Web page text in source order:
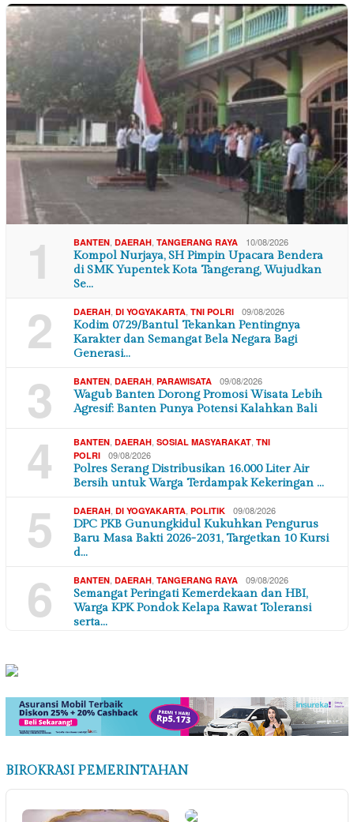
1 BANTEN DAERAH TANGERANG RAYA 10/08/2026
Kompol Nurjaya, SH Pimpin Upacara Bendera
di SMK Yupentek Kota Tangerang, Wujudkan
Se…
2 DAERAH DI YOGYAKARTA TNI POLRI 09/08/2026
Kodim 0729/Bantul Tekankan Pentingnya
Karakter dan Semangat Bela Negara Bagi
Generasi…
3 BANTEN DAERAH PARAWISATA 09/08/2026
Wagub Banten Dorong Promosi Wisata Lebih
Agresif: Banten Punya Potensi Kalahkan Bali
4 BANTEN DAERAH SOSIAL MASYARAKAT TNI
POLRI
09/08/2026
Polres Serang Distribusikan 16.000 Liter Air
Bersih untuk Warga Terdampak Kekeringan …
5 DAERAH DI YOGYAKARTA POLITIK 09/08/2026
DPC PKB Gunungkidul Kukuhkan Pengurus
Baru Masa Bakti 2026-2031, Targetkan 10 Kursi
d…
6 BANTEN DAERAH TANGERANG RAYA 09/08/2026
Semangat Peringati Kemerdekaan dan HBI,
Warga KPK Pondok Kelapa Rawat Toleransi
serta…
BIROKRASI PEMERINTAHAN